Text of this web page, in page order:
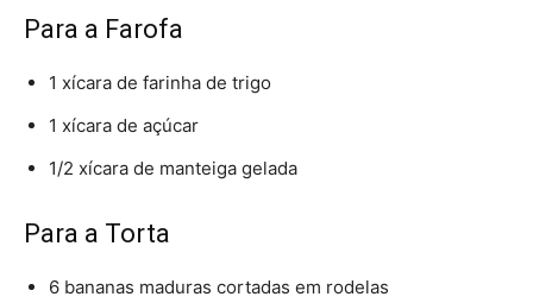
Para a Farofa
1 xícara de farinha de trigo
1 xícara de açúcar
1/2 xícara de manteiga gelada
Para a Torta
6 bananas maduras cortadas em rodelas